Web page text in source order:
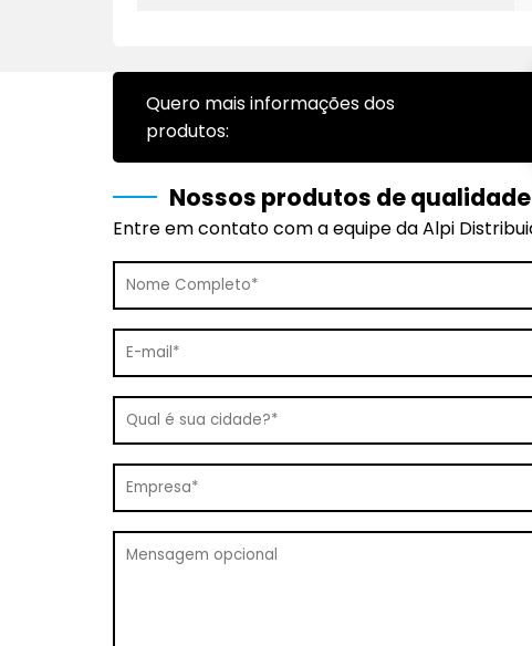
Quero mais informações dos
produtos:
Nossos produtos de
Entre em contato com a equipe da Alpi